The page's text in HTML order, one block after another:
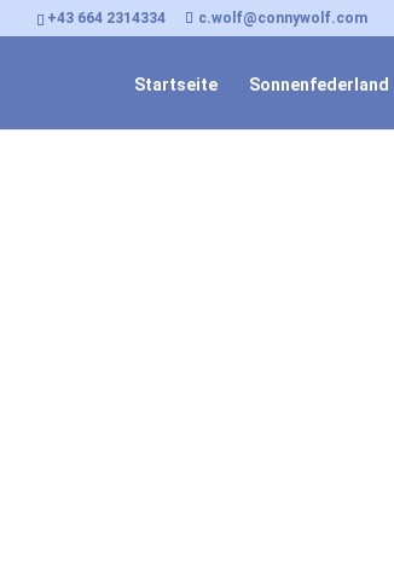
+43 664 2314334 c.wolf@connywolf.com
Startseite Sonnenfederland